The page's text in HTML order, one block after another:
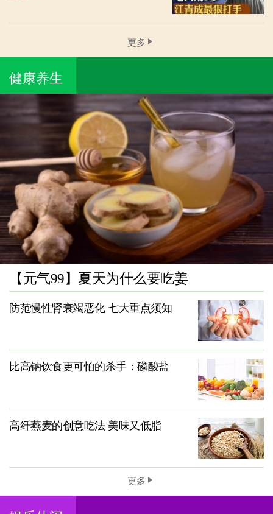
更多
健康养生
【元气99】夏天为什么要吃姜
防范慢性肾衰竭恶化 七大重点须知
比高钠饮食更可怕的杀手：磷酸盐
高纤燕麦的创意吃法 美味又低脂
更多